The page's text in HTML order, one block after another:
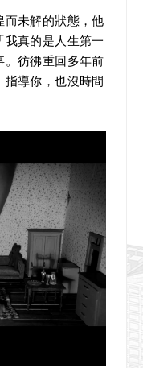
而未解的狀態，他
真的是人生第一
。彷彿重回多年前
導你，也沒時間